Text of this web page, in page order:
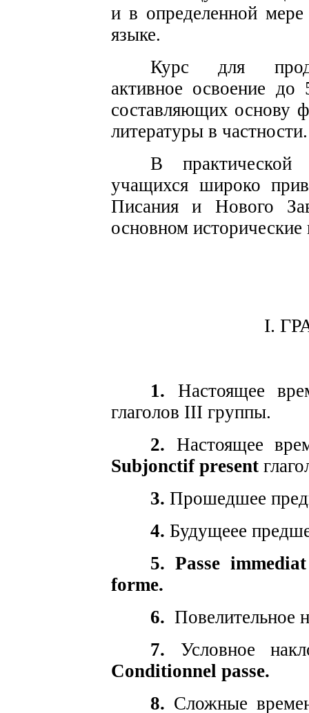
и в определенной
языке.
Курс для
активное освоение
составляющих основу
литературы в частности.
В
учащихся широко
Писания и Нового
основном
I.
1. Настоящее
глаголов III группы.
2. Настоящее
Subjonctif present
3. Прошедшее
4. Будущеее
5. Passe
forme.
6. Повелительное
7. Условное
Conditionnel passe.
8. Сложные